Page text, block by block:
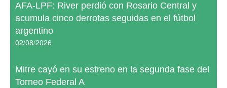
AFA-LPF: River perdió con Rosario Central y
acumula cinco derrotas seguidas en el fútbol
argentino
02/08/2026
Mitre cayó en su estreno en la segunda fase del
Torneo Federal A